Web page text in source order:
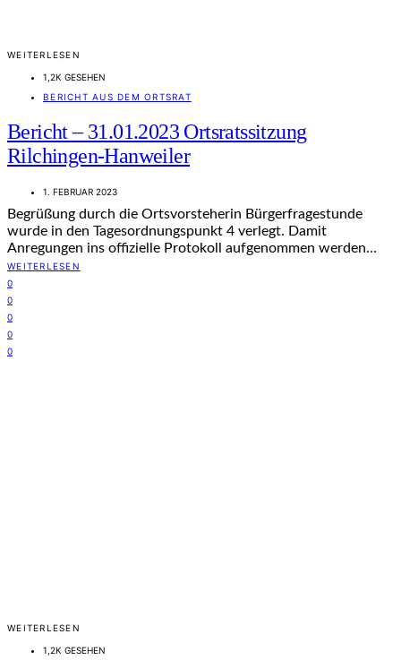
WEITERLESEN
1,2K GESEHEN
BERICHT AUS DEM ORTSRAT
Bericht – 31.01.2023 Ortsratssitzung
Rilchingen-Hanweiler
1. FEBRUAR 2023
Begrüßung durch die Ortsvorsteherin Bürgerfragestunde
wurde in den Tagesordnungspunkt 4 verlegt. Damit
Anregungen ins offizielle Protokoll aufgenommen werden…
WEITERLESEN
0
0
0
0
0
WEITERLESEN
1,2K GESEHEN